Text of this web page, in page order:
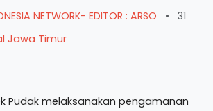
NETWORK- EDITOR : ARSO •
31
Jawa Timur
Pudak melaksanakan pengamanan